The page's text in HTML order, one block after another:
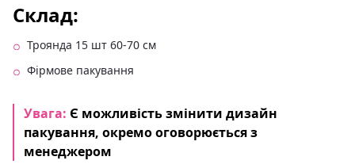
Склад:
Троянда 15 шт 60-70 см
Фірмове пакування
Увага: Є можливість змінити дизайн
пакування, окремо оговорюється з
менеджером